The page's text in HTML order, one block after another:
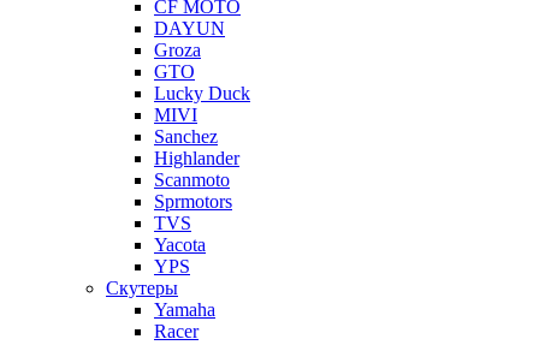
CF MOTO
DAYUN
Groza
GTO
Lucky Duck
MIVI
Sanchez
Highlander
Scanmoto
Sprmotors
TVS
Yacota
YPS
Скутеры
Yamaha
Racer